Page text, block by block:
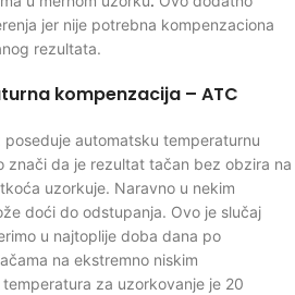
jer nije potrebna kompenzaciona
rezultata.
kompenzacija – ATC
automatsku temperaturnu
znači da je rezultat tačan bez obzira na
uzorkuje. Naravno u nekim
doći do odstupanja. Ovo je slučaj
u najtoplije doba dana po
na ekstremno niskim
za uzorkovanje je 20